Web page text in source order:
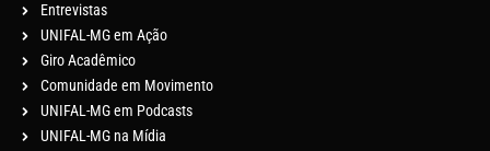
Entrevistas
UNIFAL-MG em Ação
Giro Acadêmico
Comunidade em Movimento
UNIFAL-MG em Podcasts
UNIFAL-MG na Mídia